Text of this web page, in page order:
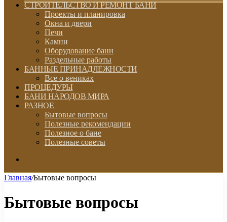
СТРОИТЕЛЬСТВО И РЕМОНТ БАНИ
Проекты и планировка
Окна и двери
Печи
Камни
Оборудование бани
Раздельные работы
БАННЫЕ ПРИНАДЛЕЖНОСТИ
Все о вениках
ПРОЦЕДУРЫ
БАНИ НАРОДОВ МИРА
РАЗНОЕ
Бытовые вопросы
Полезные рекомендации
Полезное о бане
Полезные советы
Главная/Бытовые вопросы
Бытовые вопросы